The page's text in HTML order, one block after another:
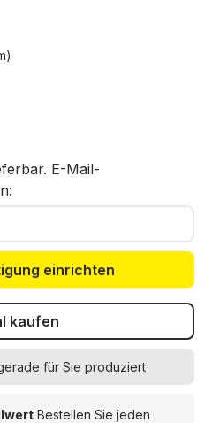
E-Mail-
einrichten
kaufen
für Sie produziert
Bestellen Sie jeden